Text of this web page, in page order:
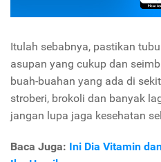
Itulah sebabnya, pastikan
asupan yang cukup dan
buah-buahan yang ada di
stroberi, brokoli dan banyak
jangan lupa jaga kesehatan
Baca Juga: Ini Dia Vitamin